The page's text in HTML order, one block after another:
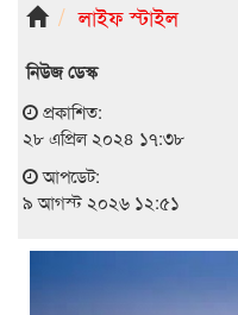
লাইফ স্টাইল
নিউজ ডেস্ক
প্রকাশিত:
২৮ এপ্রিল ২০২৪ ১৭:৩৮
আপডেট:
৯ আগস্ট ২০২৬ ১২:৫১